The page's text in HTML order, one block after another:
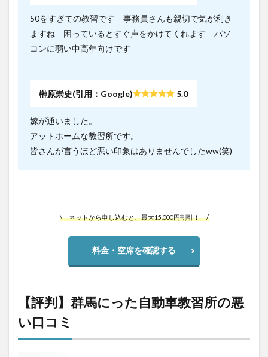
50をすぎての教習です 事務員さんも親切で気が利き
ますね 困っているとすぐ声をかけてくれます パソ
コンに弱い中高年向けです
榊原崇史(引用：Google) 5.0
嫁が通いました。
アットホームな教習所です。
皆さんが言うほど悪い印象はありませんでしたww(笑)
\ ネットから申し込むと、最大15,000円割引！ /
料金・空席を確認する
【評判】群馬にった自動車教習所の悪
い口コミ